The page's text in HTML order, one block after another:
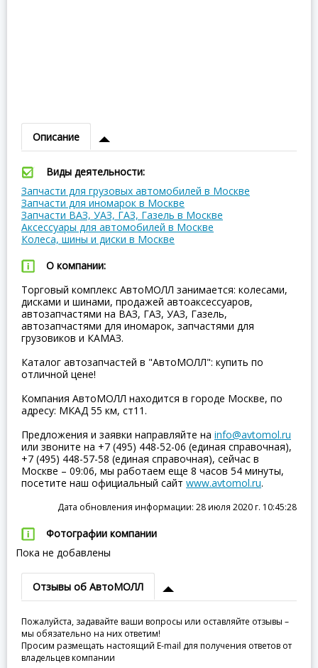
Описание
Виды деятельности:
Запчасти для грузовых автомобилей в Москве
Запчасти для иномарок в Москве
Запчасти ВАЗ, УАЗ, ГАЗ, Газель в Москве
Аксессуары для автомобилей в Москве
Колеса, шины и диски в Москве
О компании:
Торговый комплекс АвтоМОЛЛ занимается: колесами,
дисками и шинами, продажей автоаксессуаров,
автозапчастями на ВАЗ, ГАЗ, УАЗ, Газель,
автозапчастями для иномарок, запчастями для
грузовиков и КАМАЗ.
Каталог автозапчастей в "АвтоМОЛЛ": купить по
отличной цене!
Компания АвтоМОЛЛ находится в городе Москве, по
адресу: МКАД 55 км, ст11.
Предложения и заявки направляйте на info@avtomol.ru
или звоните на +7 (495) 448-52-06 (единая справочная),
+7 (495) 448-57-58 (единая справочная), сейчас в
Москве – 09:06, мы работаем еще 8 часов 54 минуты,
посетите наш официальный сайт www.avtomol.ru.
Дата обновления информации: 28 июля 2020 г. 10:45:28
Фотографии компании
Пока не добавлены
Отзывы об АвтоМОЛЛ
Пожалуйста, задавайте ваши вопросы или оставляйте отзывы –
мы обязательно на них ответим!
Просим размещать настоящий E-mail для получения ответов от
владельцев компании